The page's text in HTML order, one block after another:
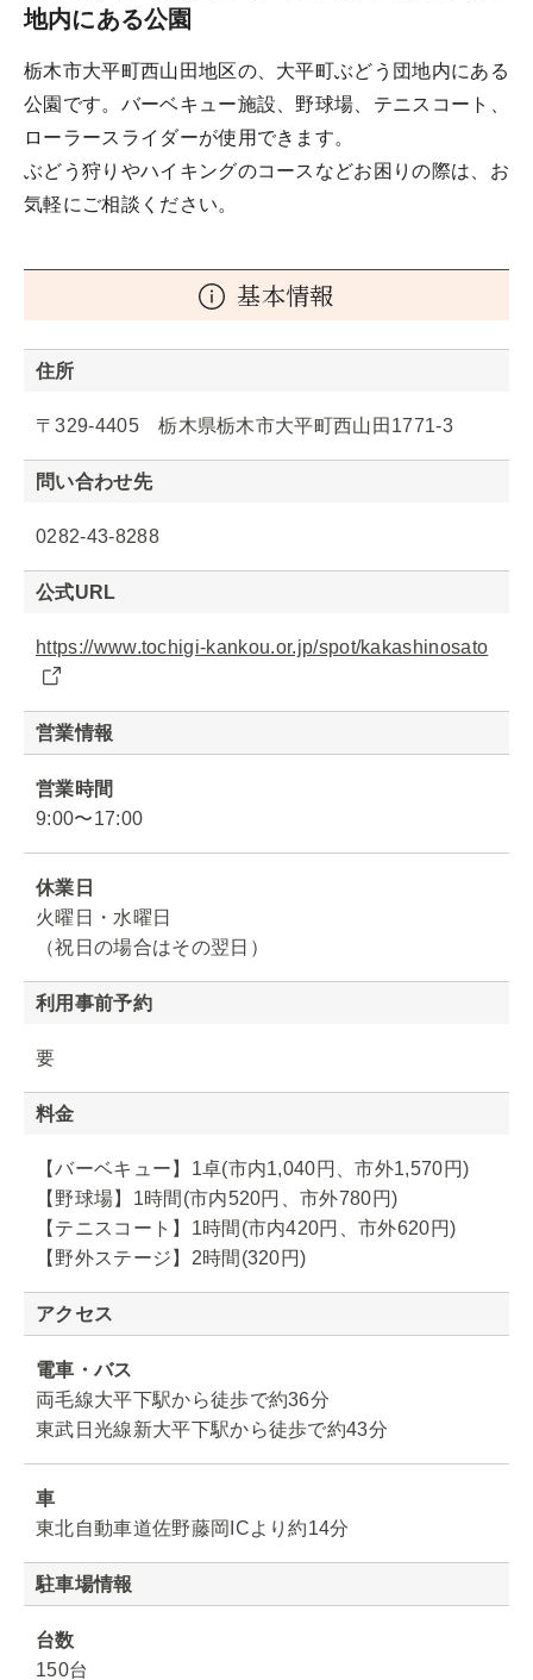
地内にある公園
栃木市大平町西山田地区の、大平町ぶどう団地内にある
公園です。バーベキュー施設、野球場、テニスコート、
ローラースライダーが使用できます。
ぶどう狩りやハイキングのコースなどお困りの際は、お
気軽にご相談ください。
基本情報
住所
〒329-4405 栃木県栃木市大平町西山田1771-3
問い合わせ先
0282-43-8288
公式URL
https://www.tochigi-kankou.or.jp/spot/kakashinosato
営業情報
営業時間
9:00〜17:00
休業日
火曜日・水曜日
（祝日の場合はその翌日）
利用事前予約
要
料金
【バーベキュー】1卓(市内1,040円、市外1,570円)
【野球場】1時間(市内520円、市外780円)
【テニスコート】1時間(市内420円、市外620円)
【野外ステージ】2時間(320円)
アクセス
電車・バス
両毛線大平下駅から徒歩で約36分
東武日光線新大平下駅から徒歩で約43分
車
東北自動車道佐野藤岡ICより約14分
駐車場情報
台数
150台